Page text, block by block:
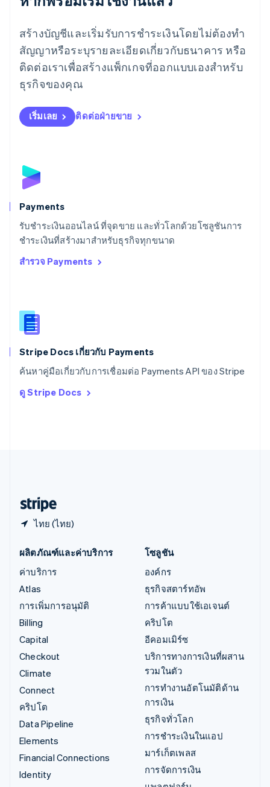
สร้างบัญชีและเริ่มรับการชำระเงินโดยไม่ต้องทำ
สัญญาหรือระบุรายละเอียดเกี่ยวกับธนาคาร หรือ
ติดต่อเราเพื่อสร้างแพ็กเกจที่ออกแบบเองสำหรับ
ธุรกิจของคุณ
เริ่มเลย ติดต่อฝ่ายขาย
Payments
รับชำระเงินออนไลน์ ที่จุดขาย และทั่วโลกด้วยโซลูชันการ
ชำระเงินที่สร้างมาสำหรับธุรกิจทุกขนาด
สำรวจ Payments
Stripe Docs เกี่ยวกับ Payments
ค้นหาคู่มือเกี่ยวกับการเชื่อมต่อ Payments API ของ Stripe
ดู Stripe Docs
ไทย (ไทย)
Français Deutsch English
English
ลิกเตนสไตน์
DeutschEnglish
ลิทัวเนีย
English
สเปน
สโลวาเกีย
English
Deutsch
สวีเดน
สหรัฐอเมริกา
English Español简体中文
สหรัฐอาหรับเอมิเรตส์
สหราชอาณาจักร
สิงคโปร์
English
ออสเตรเลีย
English
DeutschEnglish
ItalianoEnglish
ผลิตภัณฑ์และค่าบริการ
ค่าบริการ
Atlas
การเพิ่มการอนุมัติ
Billing
Capital
Checkout
Climate
Connect
คริปโต
Data Pipeline
Elements
Financial Connections
Identity
โซลูชัน
องค์กร
ธุรกิจสตาร์ทอัพ
การค้าแบบใช้เอเจนต์
คริปโต
อีคอมเมิร์ซ
บริการทางการเงินที่ผสาน
รวมในตัว
การทำงานอัตโนมัติด้าน
การเงิน
ธุรกิจทั่วโลก
การชำระเงินในแอป
มาร์เก็ตเพลส
การจัดการเงิน